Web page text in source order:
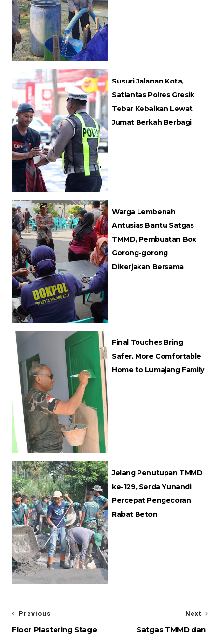
Susuri Jalanan Kota,
Satlantas Polres Gresik
Tebar Kebaikan Lewat
Jumat Berkah Berbagi
Warga Lembenah
Antusias Bantu Satgas
TMMD, Pembuatan Box
Gorong-gorong
Dikerjakan Bersama
Final Touches Bring
Safer, More Comfortable
Home to Lumajang Family
Jelang Penutupan TMMD
ke-129, Serda Yunandi
Percepat Pengecoran
Rabat Beton
Next
Satgas TMMD dan
Previous
Floor Plastering Stage